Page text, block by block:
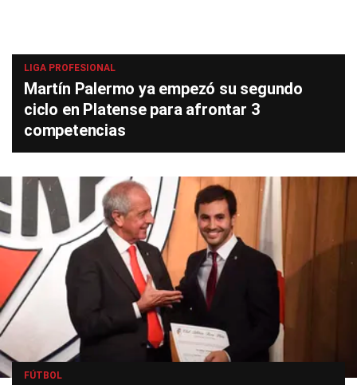
LIGA PROFESIONAL
Martín Palermo ya empezó su segundo
ciclo en Platense para afrontar 3
competencias
FÚTBOL